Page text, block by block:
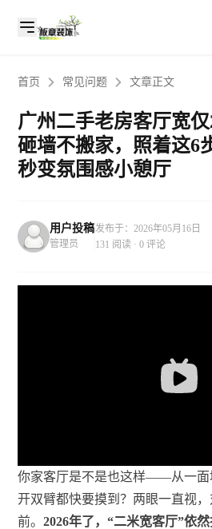
首页 常见问题 文章正文
广州二手老房客厅宽
砸墙不搬家，照着这6
秒变氛围感小憩厅
用户投稿
管理员
发布于：2026年05月16日
131 阅读 · 0 评论
你家客厅是不是也这样——从一面
开双臂都快要摸到？两眼一直视
前。2026年了，“二米宽客厅”依